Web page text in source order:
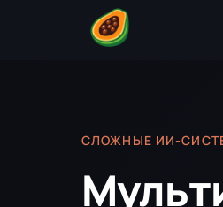
СЛОЖНЫЕ ИИ-